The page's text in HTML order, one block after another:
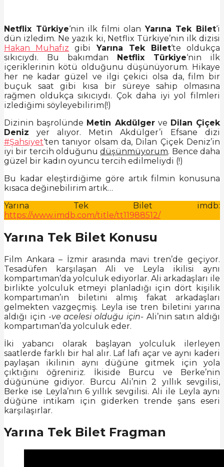
Netflix Türkiye‘nin ilk filmi olan Yarına Tek Bilet‘i
dün izledim. Ne yazık ki, Netflix Türkiye’nin ilk dizisi
Hakan Muhafız gibi Yarına Tek Bilet‘te oldukça
sıkıcıydı. Bu bakımdan Netflix Türkiye‘nin ilk
içeriklerinin kötü olduğunu düşünüyorum. Hikaye
her ne kadar güzel ve ilgi çekici olsa da, film bir
buçuk saat gibi kısa bir süreye sahip olmasına
rağmen oldukça sıkıcıydı. Çok daha iyi yol filmleri
izlediğimi söyleyebilirim(!)
Dizinin başrolünde Metin Akdülgerve Dilan Çiçek
Deniz yer alıyor. Metin Akdülger’i Efsane dizi
#Şahsiyet‘ten tanıyor olsam da, Dilan Çiçek Deniz’in
iyi bir tercih olduğunudüşünmüyorum. Bence daha
güzel bir kadın oyuncu tercih edilmeliydi (!)
Bu kadar eleştirdiğime göre artık filmin konusuna
kısaca değinebilirim artık…
Yarına Tek Bilet imdb:
https://www.imdb.com/title/tt11988512/
Yarına Tek Bilet Konusu
Film Ankara – İzmir arasında mavi tren’de geçiyor.
Tesadüfen karşılaşan Ali ve Leyla ikilisi aynı
kompartıman’da yolculuk ediyorlar. Ali arkadaşları ile
birlikte yolculuk etmeyi planladığı için dört kişilik
kompartıman’ın biletini almış fakat arkadaşları
gelmekten vazgeçmiş. Leyla ise tren biletini yarına
aldığı için -ve acelesi olduğu için-Ali’nin satın aldığı
kompartıman’da yolculuk eder.
İki yabancı olarak başlayan yolculuk ilerleyen
saatlerde farklı bir hal alır. Laf lafı açar ve aynı kaderi
paylaşan ikilinin aynı düğüne gitmek için yola
çıktığını öğreniriz. İkiside Burcu ve Berke’nin
düğününe gidiyor. Burcu Ali’nin 2 yıllık sevgilisi,
Berke ise Leyla’nın 6 yıllık sevgilisi. Ali ile Leyla aynı
düğüne intikam için giderken trende şans eseri
karşılaşırlar.
Yarına Tek Bilet Fragman